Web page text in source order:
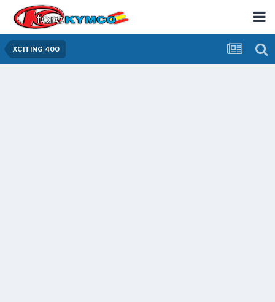
XCITING 400